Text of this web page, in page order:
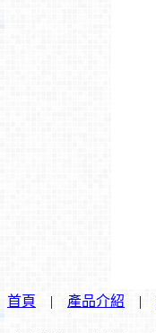
首頁 | 產品介紹 |